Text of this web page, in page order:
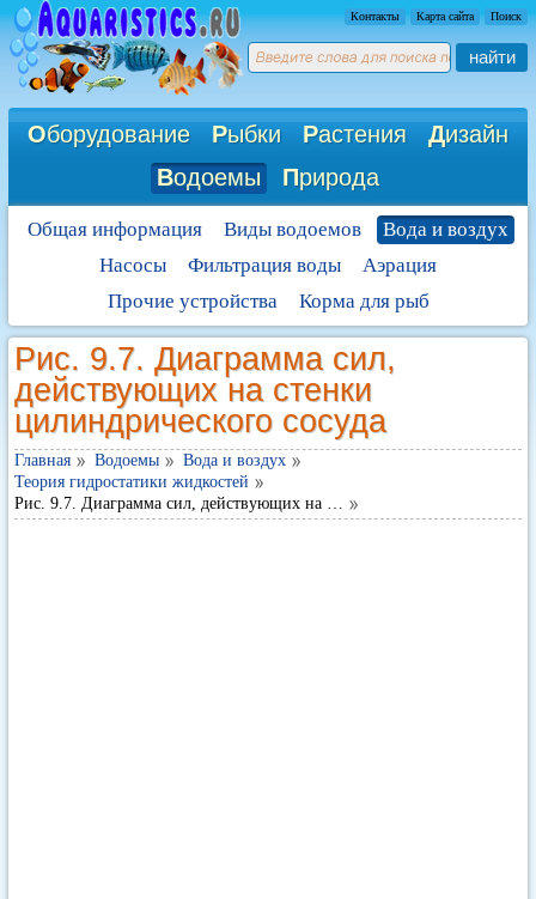
Контакты Карта сайта Поиск
найти
Оборудование Рыбки Растения Дизайн
Водоемы Природа
Общая информация Виды водоемов
Вода и воздух
Насосы
Фильтрация воды
Аэрация
Прочие устройства
Корма для рыб
Рис. 9.7. Диаграмма сил,
действующих на стенки
цилиндрического сосуда
Главная Водоемы
Вода и воздух
Теория гидростатики жидкостей
Рис. 9.7. Диаграмма сил, действующих на …